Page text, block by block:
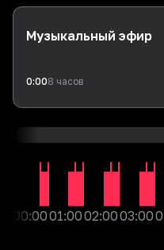
-5
Alok,
Dive into
30
Музыкальный эфир
0:008 часов
00:0001:0002:0003:00